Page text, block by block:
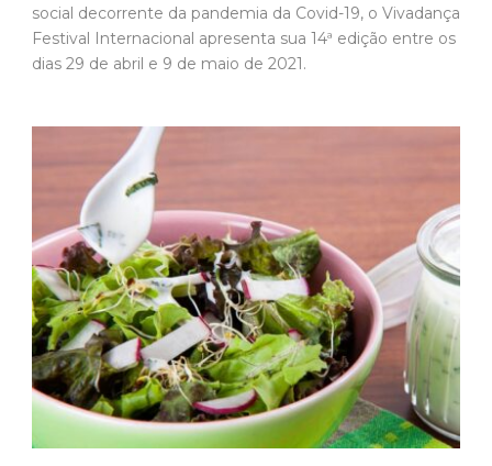
social decorrente da pandemia da Covid-19, o Vivadança
Festival Internacional apresenta sua 14ª edição entre os
dias 29 de abril e 9 de maio de 2021.